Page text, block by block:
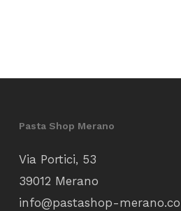
Pasta Shop Merano
Via Portici, 53
39012 Merano
info@pastashop-